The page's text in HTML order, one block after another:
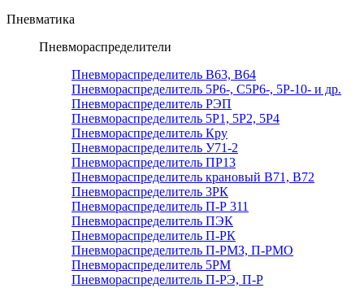
Пневматика
Пневмораспределители
Пневмораспределитель В63, В64
Пневмораспределитель 5Р6-, С5Р6-, 5Р-10- и др.
Пневмораспределитель РЭП
Пневмораспределитель 5Р1, 5Р2, 5Р4
Пневмораспределитель Кру
Пневмораспределитель У71-2
Пневмораспределитель ПР13
Пневмораспределитель крановый В71, В72
Пневмораспределитель 3РК
Пневмораспределитель П-Р 311
Пневмораспределитель ПЭК
Пневмораспределитель П-РК
Пневмораспределитель П-РМЗ, П-РМО
Пневмораспределитель 5РМ
Пневмораспределитель П-РЭ, П-Р